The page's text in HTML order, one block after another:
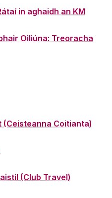
in aghaidh an KM
Oiliúna: Treoracha
(Ceisteanna Coitianta)
(Club Travel)